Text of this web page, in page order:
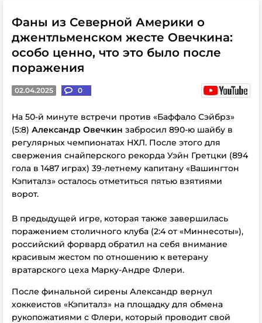
Фаны из Северной Америки о
джентльменском жесте Овечкина:
особо ценно, что это было после
поражения
02.04.2025 0
На 50-й минуте встречи против «Баффало Сэйбрз»
(5:8) Александр Овечкин забросил 890-ю шайбу в
регулярных чемпионатах НХЛ. После этого для
свержения снайперского рекорда Уэйн Гретцки (894
гола в 1487 играх) 39-летнему капитану «Вашингтон
Кэпиталз» осталось отметиться пятью взятиями
ворот.
В предыдущей игре, которая также завершилась
поражением столичного клуба (2:4 от «Миннесоты»),
российский форвард обратил на себя внимание
красивым жестом по отношению к ветерану
вратарского цеха Марку-Андре Флери.
После финальной сирены Александр вернул
хоккеистов «Кэпиталз» на площадку для обмена
рукопожатиями с Флери, который проводит свой